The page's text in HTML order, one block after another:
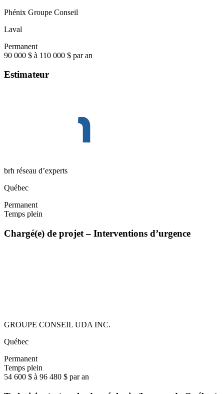
Phénix Groupe Conseil
Laval
Permanent
90 000 $ à 110 000 $ par an
Estimateur
brh réseau d’experts
Québec
Permanent
Temps plein
Chargé(e) de projet – Interventions d’urgence
GROUPE CONSEIL UDA INC.
Québec
Permanent
Temps plein
54 600 $ à 96 480 $ par an